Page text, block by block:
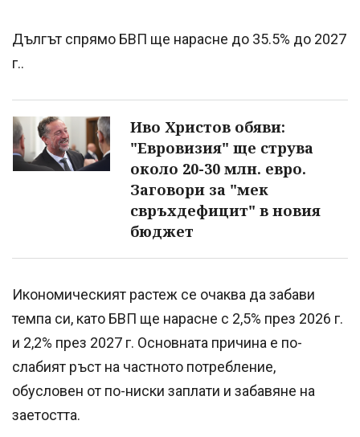
Дългът спрямо БВП ще нарасне до 35.5% до 2027
г..
Иво Христов обяви:
"Евровизия" ще струва
около 20-30 млн. евро.
Заговори за "мек
свръхдефицит" в новия
бюджет
Икономическият растеж се очаква да забави
темпа си, като БВП ще нарасне с 2,5% през 2026 г.
и 2,2% през 2027 г. Основната причина е по-
слабият ръст на частното потребление,
обусловен от по-ниски заплати и забавяне на
заетостта.